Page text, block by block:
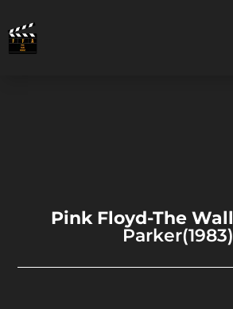
Pink Floyd-The Wall
Parker(1983)